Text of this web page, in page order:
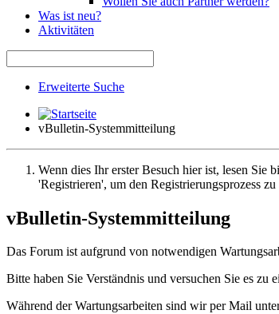
Was ist neu?
Aktivitäten
Erweiterte Suche
vBulletin-Systemmitteilung
Wenn dies Ihr erster Besuch hier ist, lesen Sie
'Registrieren', um den Registrierungsprozess
vBulletin-Systemmitteilung
Das Forum ist aufgrund von notwendigen
Bitte haben Sie Verständnis und versuchen Sie es zu
Während der Wartungsarbeiten sind wir per Mail